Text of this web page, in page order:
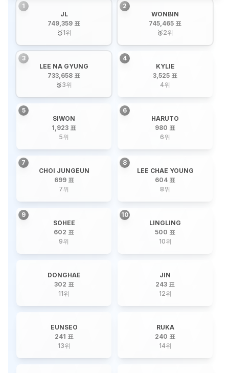
1
JL
749,359 표
🥇1위
2
WONBIN
745,465 표
🥈2위
3
LEE NA GYUNG
733,658 표
🥉3위
4
KYLIE
3,525 표
4위
5
SIWON
1,923 표
5위
6
HARUTO
980 표
6위
7
CHOI JUNGEUN
699 표
7위
8
LEE CHAE YOUNG
604 표
8위
9
SOHEE
602 표
9위
10
LINGLING
500 표
10위
DONGHAE
302 표
11위
JIN
243 표
12위
EUNSEO
241 표
13위
RUKA
240 표
14위